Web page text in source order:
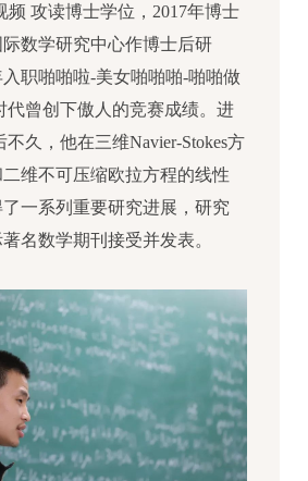
频 攻读博士学位，2017年博士
数学研究中心作博士后研
入职啪啪啦-美女啪啪啪-啪啪做
代曾创下傲人的竞赛成绩。进
不久，他在三维Navier-Stokes方
维不可压缩欧拉方程的线性
一系列重要研究进展，研究
名数学期刊接受并发表。